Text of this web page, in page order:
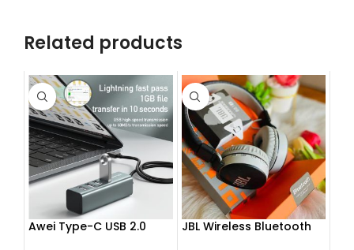
Related products
Awei Type-C USB 2.0
JBL Wireless Bluetooth